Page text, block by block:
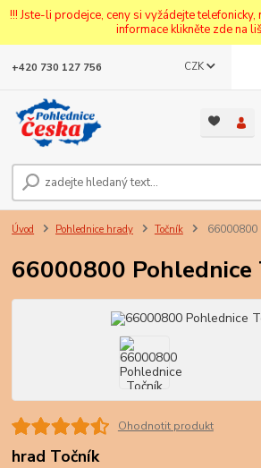
!!! Jste-li prodejce, ceny si vyžádejte
informace klikněte zde na
CZK
+420 730 127 756
Úvod Pohlednice hrady Točník 66000800
66000800 Pohlednice
Ohodnotit produkt
hrad Točník